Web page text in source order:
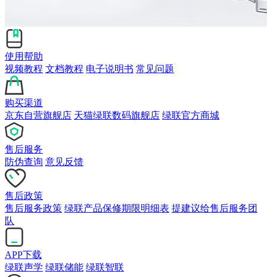
使用帮助
视频教程 文档教程 电子说明书 常见问题
购买渠道
京东自营旗舰店 天猫绿联数码旗舰店 绿联官方商城
售后服务
防伪查询 意见反馈
售后政策
售后服务政策 绿联产品保修期限明细表 提建议给售后服务团
队
APP下载
绿联声学 绿联储能 绿联智联